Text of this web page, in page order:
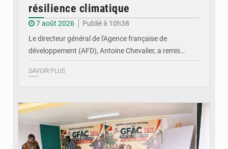
résilience climatique
7 août 2026
Publié à 10h38
Le directeur général de l'Agence française de
développement (AFD), Antoine Chevalier, a remis…
SAVOIR PLUS